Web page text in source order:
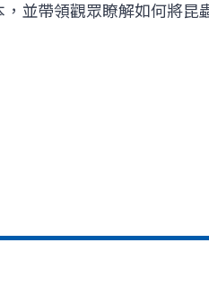
並帶領觀眾瞭解如何將